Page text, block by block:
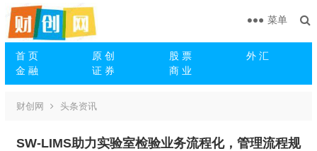
首 页 原 创 股 票
外 汇
金 融
证 券 商 业
菜单
财创网 头条资讯
SW-LIMS助力实验室检验业务流程化，管理流程规